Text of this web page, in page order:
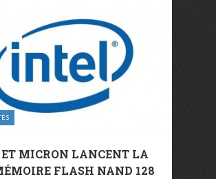
MICRON LANCENT LA
FLASH NAND 128